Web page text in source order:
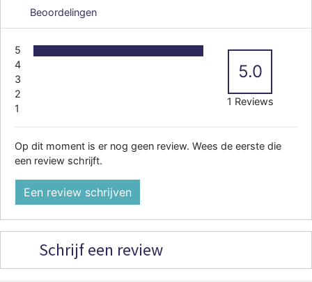
Beoordelingen
5
4
3
2
1
5.0
1 Reviews
Op dit moment is er nog geen review. Wees de eerste die
een review schrijft.
Een review schrijven
Schrijf een review